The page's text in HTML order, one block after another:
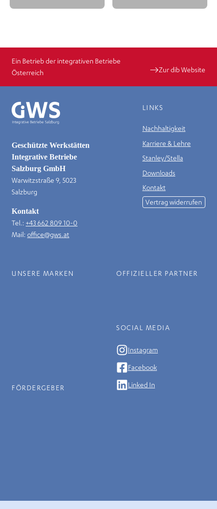
Ein Betrieb der integrativen Betriebe
Österreich
Zur dib Website
Geschützte Werkstätten
Integrative Betriebe
Salzburg GmbH
Warwitzstraße 9, 5023
Salzburg
Kontakt
Tel.: +43 662 809 10-0
Mail: office@gws.at
LINKS
Nachhaltigkeit
Karriere & Lehre
Stanley/Stella
Downloads
Kontakt
Vertrag widerrufen
UNSERE MARKEN
FÖRDERGEBER
OFFIZIELLER PARTNER
SOCIAL MEDIA
Instagram
Facebook
Linked In